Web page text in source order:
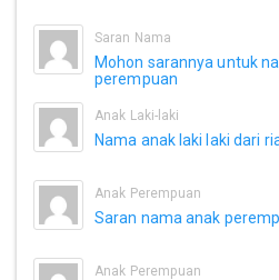
Saran Nama
Mohon sarannya untuk
perempuan
Anak Laki-laki
Nama anak laki laki dari
Anak Perempuan
Saran nama anak
Anak Perempuan